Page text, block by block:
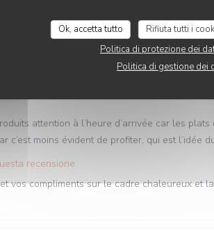
Ok, accetta tutto Rifiuta tutti i
Politica di protezione dei
Politica di gestione dei
!
attention à l’heure d’arrivée car les
c’est moins évident de profiter, qui est l’idée
recensione
vos compliments sur le cadre chaleureux et